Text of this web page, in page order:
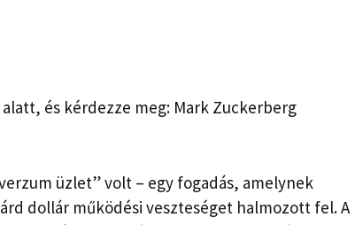
és kérdezze meg: Mark Zuckerberg
üzlet” volt – egy fogadás, amelynek
dollár működési veszteséget halmozott fel. A